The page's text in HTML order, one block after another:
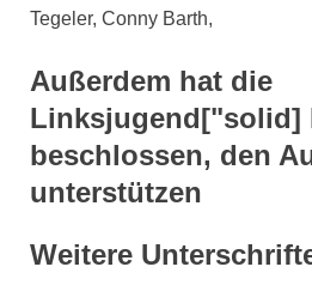
Tegeler, Conny Barth,
Außerdem hat die
Linksjugend["solid]
beschlossen, den
unterstützen
Weitere